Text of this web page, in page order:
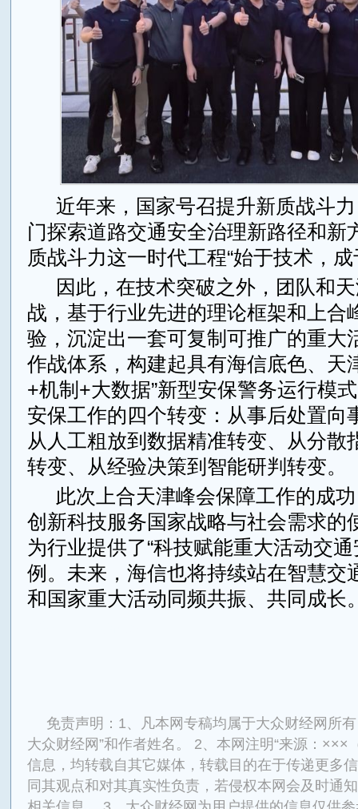
近年来，国家号召提升新质战斗
门探索道路交通安全治理新路径和新
质战斗力这一时代工程“始于技术，成
因此，在技术突破之外，团队和
战，基于行业先进的理论框架和上合
验，沉淀出一套可复制可推广的重大
作战体系，构建起具有海信底色、天
+机制+大数据”新型安保警务运行模
安保工作的四个转变：从事后处置向
从人工粗放到数据精准转变、从分散
转变、从经验决策到智能研判转变。
此次上合天津峰会保障工作的成
创新科技服务国家战略与社会需求的
为行业提供了“科技赋能重大活动交
例。未来，海信也将持续站在智慧交
和国家重大活动同频共振、共同成长
免责声明：1、凡本网专稿均属于大众财经网所
大众财经网”和作者姓名。 2、本网注明“来源：×××
信息，均转载自其它媒体，转载目的在于传递更多
同其观点和对其真实性负责，若侵权本网会及时通